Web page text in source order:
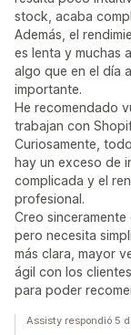
stock, acaba
Además, el
es lenta y muchas
algo que en el día
importante.
He recomendado
trabajan con
Curiosamente,
hay un exceso de
complicada y el
profesional.
Creo
pero necesita
más clara, mayor
ágil con los
para poder
Assisty respondió 5